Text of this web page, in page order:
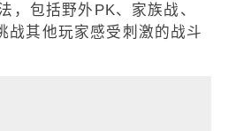
，包括野外PK、家族战、
战其他玩家感受刺激的战斗